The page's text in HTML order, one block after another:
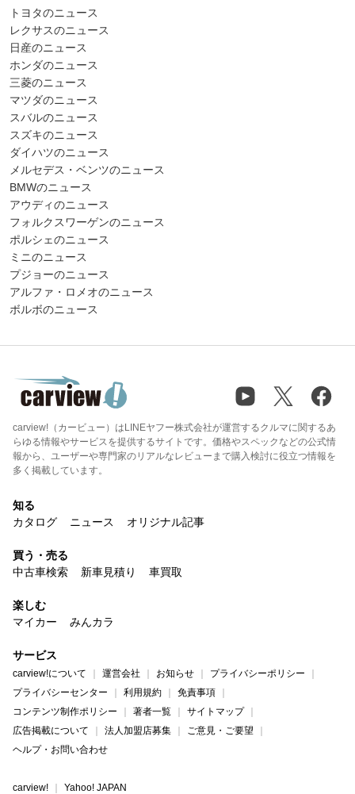
トヨタのニュース
レクサスのニュース
日産のニュース
ホンダのニュース
三菱のニュース
マツダのニュース
スバルのニュース
スズキのニュース
ダイハツのニュース
メルセデス・ベンツのニュース
BMWのニュース
アウディのニュース
フォルクスワーゲンのニュース
ポルシェのニュース
ミニのニュース
プジョーのニュース
アルファ・ロメオのニュース
ボルボのニュース
carview!（カービュー）はLINEヤフー株式会社が運営するクルマに関するあ
らゆる情報やサービスを提供するサイトです。価格やスペックなどの公式情
報から、ユーザーや専門家のリアルなレビューまで購入検討に役立つ情報を
多く掲載しています。
知る
カタログ
ニュース オリジナル記事
買う・売る
中古車検索
新車見積り 車買取
楽しむ
マイカー
みんカラ
サービス
carview!について 運営会社 お知らせ
プライバシーポリシー
プライバシーセンター
利用規約
免責事項
コンテンツ制作ポリシー
著者一覧
サイトマップ
広告掲載について
法人加盟店募集
ご意見・ご要望
ヘルプ・お問い合わせ
carview! Yahoo! JAPAN